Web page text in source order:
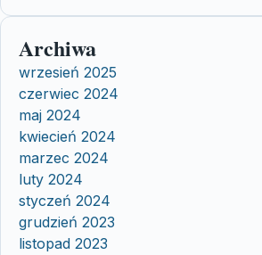
Archiwa
wrzesień 2025
czerwiec 2024
maj 2024
kwiecień 2024
marzec 2024
luty 2024
styczeń 2024
grudzień 2023
listopad 2023